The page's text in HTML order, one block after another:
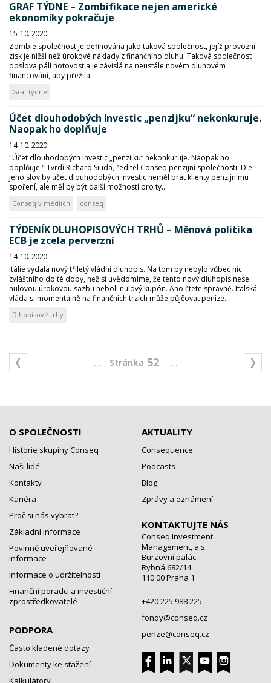
GRAF TÝDNE – Zombifikace nejen americké
ekonomiky pokračuje
15. 10. 2020
Zombie společnost je definována jako taková společnost, jejíž provozní
zisk je nižší než úrokové náklady z finančního dluhu. Taková společnost
doslova pálí hotovost a je závislá na neustále novém dluhovém
financování, aby přežila.
Graf týdne
Účet dlouhodobých investic „penzijku“ nekonkuruje.
Naopak ho doplňuje
14. 10. 2020
"Účet dlouhodobých investic „penzijku“ nekonkuruje. Naopak ho
doplňuje." Tvrdí Richard Siuda, ředitel Conseq penzijní společnosti. Dle
jeho slov by účet dlouhodobých investic neměl brát klienty penzijnímu
spoření, ale měl by být další možností pro ty...
Conseq v médiích conseq
TÝDENÍK DLUHOPISOVÝCH TRHŮ – Měnová politika
ECB je zcela perverzní
14. 10. 2020
Itálie vydala nový tříletý vládní dluhopis. Na tom by nebylo vůbec nic
zvláštního do té doby, než si uvědomíme, že tento nový dluhopis nese
nulovou úrokovou sazbu neboli nulový kupón. Ano čtete správně. Italská
vláda si momentálně na finančních trzích může půjčovat peníze...
Dlhopisové trhy
... 52 ...
O SPOLEČNOSTI
Historie skupiny Conseq
Naši lidé
Kontakty
Kariéra
Proč si nás vybrat?
Základní informace
Povinně uveřejňované
informace
Informace o udržitelnosti
Finanční poradci a investiční
zprostředkovatelé
PODPORA
Často kladené dotazy
Dokumenty ke stažení
Kalkulátory
AKTUALITY
Consequence
Podcasts
Blog
Zprávy a oznámení
KONTAKTUJTE NÁS
Conseq Investment
Management, a.s.
Burzovní palác
Rybná 682/14
110 00 Praha 1
+420 225 988 225
fondy@conseq.cz
penze@conseq.cz